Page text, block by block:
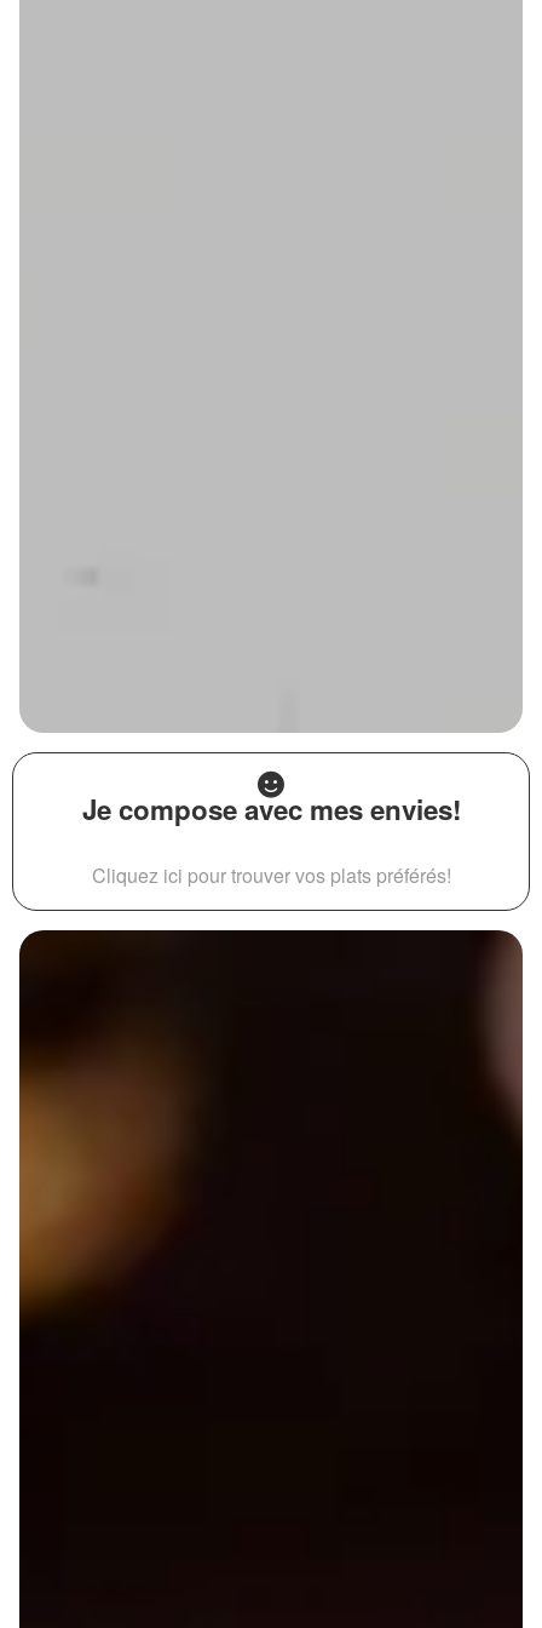
Je compose avec mes envies!
Cliquez ici pour trouver vos plats préférés!